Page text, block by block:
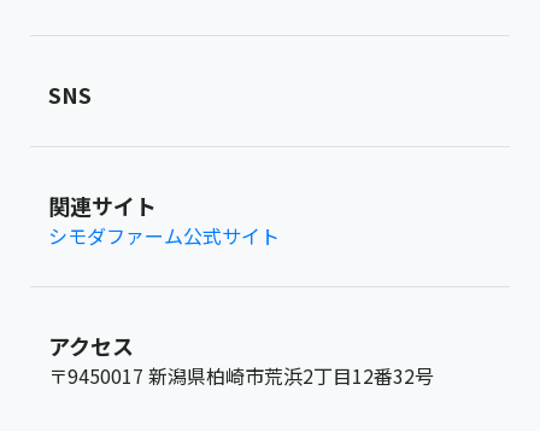
SNS
関連サイト
シモダファーム公式サイト
アクセス
〒9450017 新潟県柏崎市荒浜2丁目12番32号